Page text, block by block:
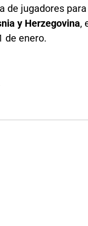
de jugadores
y Herzegovina,
de enero.